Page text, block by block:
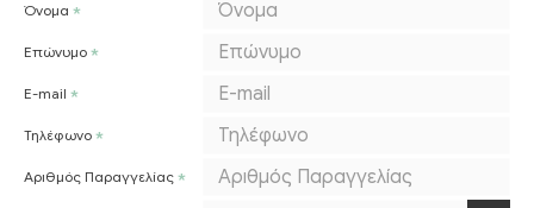
Όνομα
Επώνυμο
E-mail
Τηλέφωνο
Αριθμός Παραγγελίας